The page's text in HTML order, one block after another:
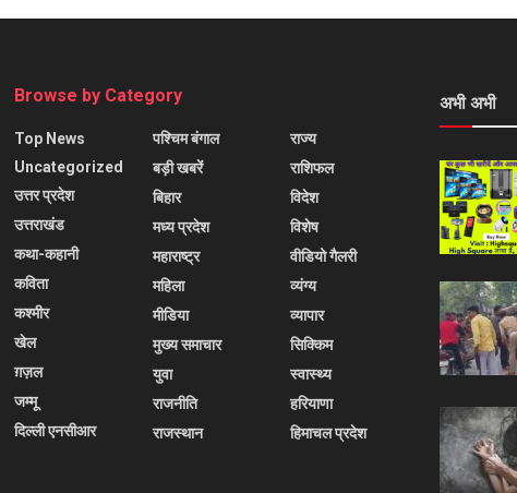
Browse by Category
Top News
Uncategorized
उत्तर प्रदेश
उत्तराखंड
कथा-कहानी
कविता
कश्मीर
खेल
ग़ज़ल
जम्मू
दिल्ली एनसीआर
पश्चिम बंगाल
बड़ी खबरें
बिहार
मध्य प्रदेश
महाराष्ट्र
महिला
मीडिया
मुख्य समाचार
युवा
राजनीति
राजस्थान
राज्य
राशिफल
विदेश
विशेष
वीडियो गैलरी
व्यंग्य
व्यापार
सिक्किम
स्वास्थ्य
हरियाणा
हिमाचल प्रदेश
अभी अभी